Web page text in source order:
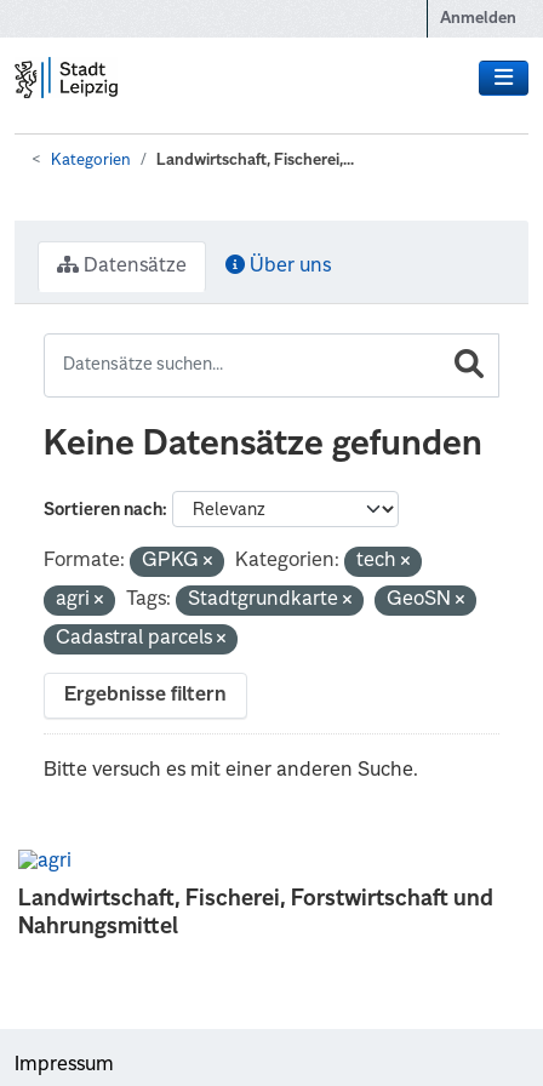
Anmelden
Kategorien Landwirtschaft, Fischerei,...
Landwirtschaft, Fischerei, Forstwirtschaft und
Nahrungsmittel
Datensätze Über uns
Keine Datensätze gefunden
Sortieren nach
Formate: GPKG Kategorien:
tech
agri
Tags: Stadtgrundkarte
GeoSN
Cadastral parcels
Ergebnisse filtern
Bitte versuch es mit einer anderen Suche.
Impressum